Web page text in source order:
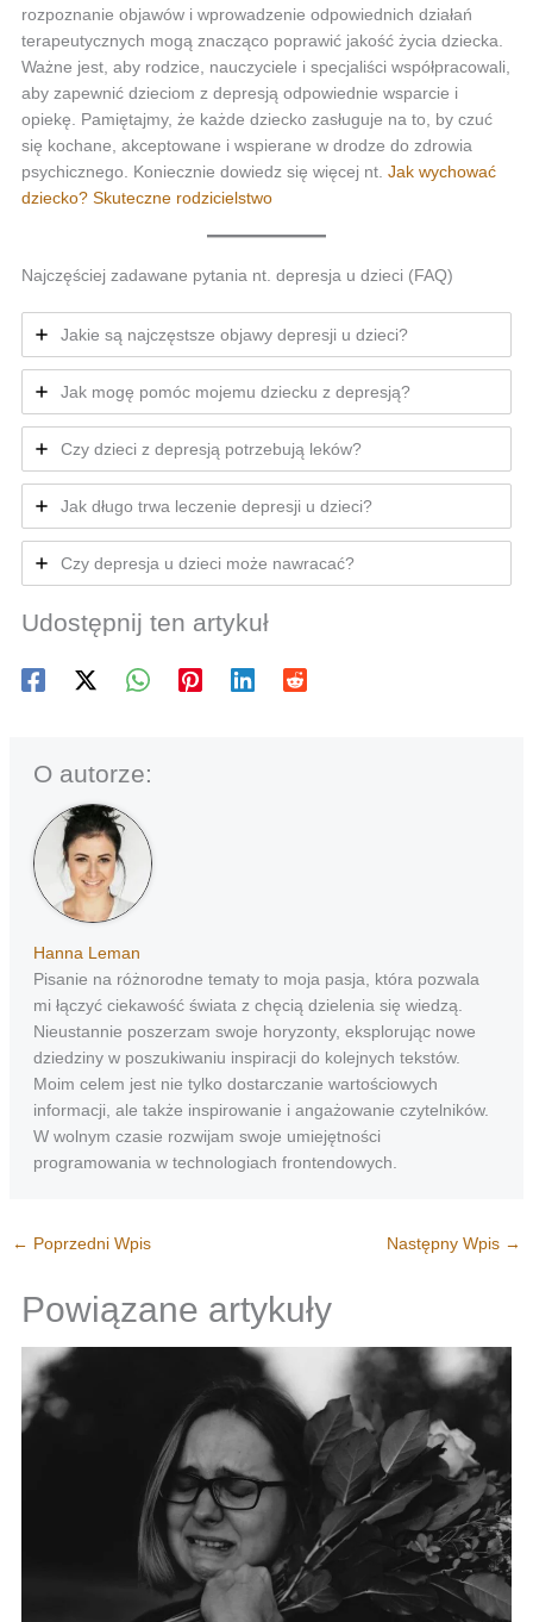
rozpoznanie objawów i wprowadzenie odpowiednich działań
terapeutycznych mogą znacząco poprawić jakość życia dziecka.
Ważne jest, aby rodzice, nauczyciele i specjaliści współpracowali,
aby zapewnić dzieciom z depresją odpowiednie wsparcie i
opiekę. Pamiętajmy, że każde dziecko zasługuje na to, by czuć
się kochane, akceptowane i wspierane w drodze do zdrowia
psychicznego. Koniecznie dowiedz się więcej nt. Jak wychować
dziecko? Skuteczne rodzicielstwo
Najczęściej zadawane pytania nt. depresja u dzieci (FAQ)
Jakie są najczęstsze objawy depresji u dzieci?
Jak mogę pomóc mojemu dziecku z depresją?
Czy dzieci z depresją potrzebują leków?
Jak długo trwa leczenie depresji u dzieci?
Czy depresja u dzieci może nawracać?
Udostępnij ten artykuł
O autorze:
Hanna Leman
Pisanie na różnorodne tematy to moja pasja, która pozwala
mi łączyć ciekawość świata z chęcią dzielenia się wiedzą.
Nieustannie poszerzam swoje horyzonty, eksplorując nowe
dziedziny w poszukiwaniu inspiracji do kolejnych tekstów.
Moim celem jest nie tylko dostarczanie wartościowych
informacji, ale także inspirowanie i angażowanie czytelników.
W wolnym czasie rozwijam swoje umiejętności
programowania w technologiach frontendowych.
← Poprzedni Wpis Następny Wpis →
Powiązane artykuły